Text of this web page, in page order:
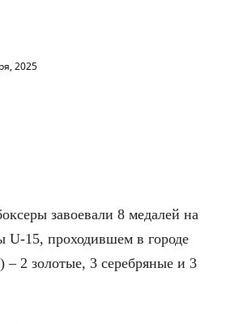
2025
завоевали 8 медалей на
U-15, проходившем в городе
– 2 золотые, 3 серебряные и 3